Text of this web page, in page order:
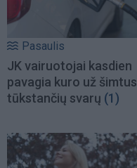
Pasaulis
JK vairuotojai kasdien
pavagia kuro už šimtus
tūkstančių svarų (1)